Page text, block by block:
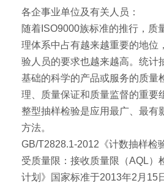
各企事业单位及有关人员：
随着ISO9000族标准的推行，质
理体系中占有越来越重要的地位
验人员的要求也越来越高。统计
基础的科学的产品或服务的质量
理、质量保证和质量监督的重要
整型抽样检验是应用最广、最有
方法。
GB/T2828.1-2012《计数抽样检
受质量限：接收质量限（AQL）
计划》国家标准于2013年2月15